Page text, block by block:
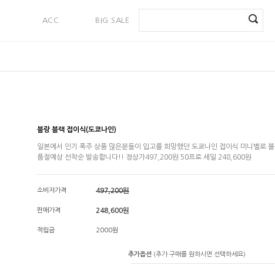
ACC BIG SALE
블랑 블랙 접이식(도쿄나인)
일본에서 인기 폭주 상품 많은분들이 입고를 희망했던 도쿄나인 접이식 미니벨로
품절예상 선착순 발송합니다!! 정상가497,200원 50프로 세일 248,600원
소비자가격 497,200원
판매가격 248,600원
적립금 2000원
추가옵션 (추가 구매를 원하시면 선택하세요)